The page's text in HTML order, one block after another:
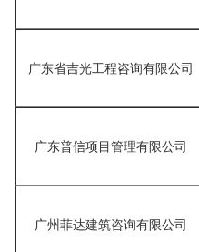
广东省吉光工程咨询有限公司
广东普信项目管理有限公司
广州菲达建筑咨询有限公司